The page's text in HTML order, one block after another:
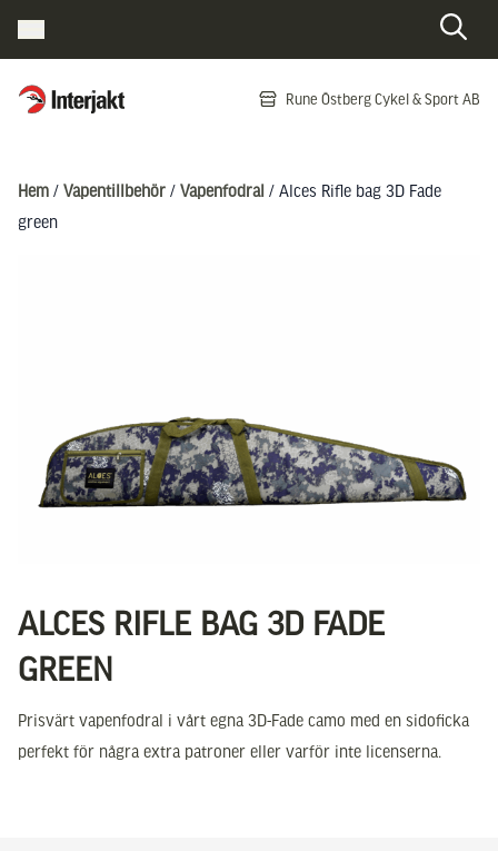
Interjakt SE Rune Östberg Cykel & Sport AB
Hem / Vapentillbehör / Vapenfodral / Alces Rifle bag 3D Fade
green
ALCES RIFLE BAG 3D FADE
GREEN
Prisvärt vapenfodral i vårt egna 3D-Fade camo med en sidoficka
perfekt för några extra patroner eller varför inte licenserna.